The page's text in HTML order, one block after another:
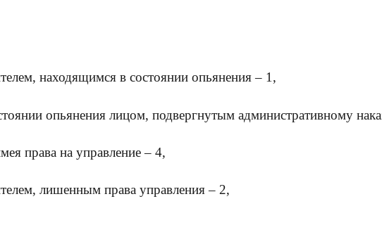
находящимся в состоянии опьянения – 1,
опьянения лицом, подвергнутым административному
права на управление – 4,
лишенным права управления – 2,